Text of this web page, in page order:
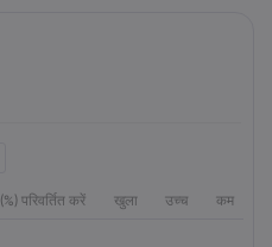
(%) परिवर्तित करें खुला उच्च कम